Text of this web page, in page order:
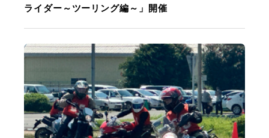
ライダー～ツーリング編～」開催